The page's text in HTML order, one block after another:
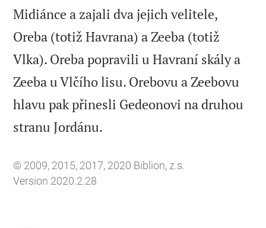
Midiánce a zajali dva jejich velitele,
Oreba (totiž Havrana) a Zeeba (totiž
Vlka). Oreba popravili u Havraní skály a
Zeeba u Vlčího lisu. Orebovu a Zeebovu
hlavu pak přinesli Gedeonovi na druhou
stranu Jordánu.
© 2009, 2015, 2017, 2020 Biblion, z.s.
Version 2020.2.28